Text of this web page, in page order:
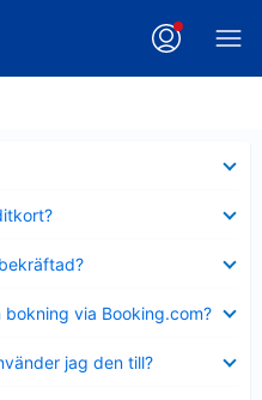
via Booking.com?
jag den till?